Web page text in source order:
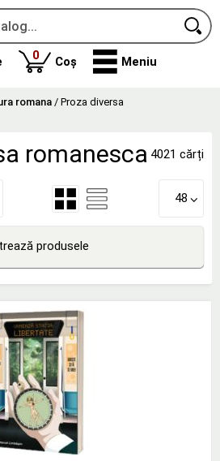
0produse
Coș Meniu
romana / Proza diversa
romanesca 4021 cărți
48
produsele